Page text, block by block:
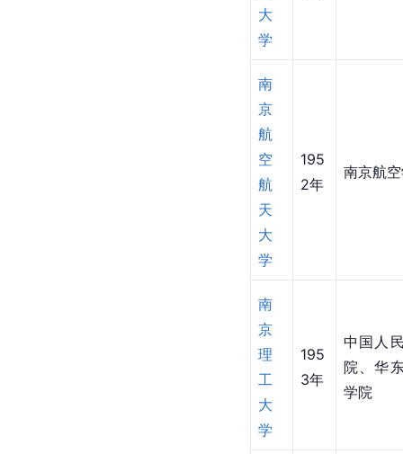
大
学
南
京
航
空
航
天
大
学
195
2年
南京航
南
京
理
工
大
学
195
3年
中国人
院、华
学院